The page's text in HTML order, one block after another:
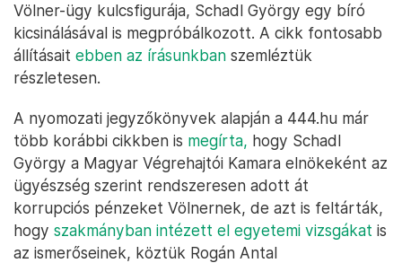
Völner-ügy kulcsfigurája, Schadl György egy bíró
kicsinálásával is megpróbálkozott. A cikk fontosabb
állításait ebben az írásunkban szemléztük
részletesen.
A nyomozati jegyzőkönyvek alapján a 444.hu már
több korábbi cikkben is megírta, hogy Schadl
György a Magyar Végrehajtói Kamara elnökeként az
ügyészség szerint rendszeresen adott át
korrupciós pénzeket Völnernek, de azt is feltárták,
hogy szakmányban intézett el egyetemi vizsgákat is
az ismerőseinek, köztük Rogán Antal